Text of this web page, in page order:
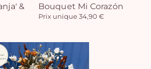
&
Bouquet Mi Corazón
Prix unique 34,90 €